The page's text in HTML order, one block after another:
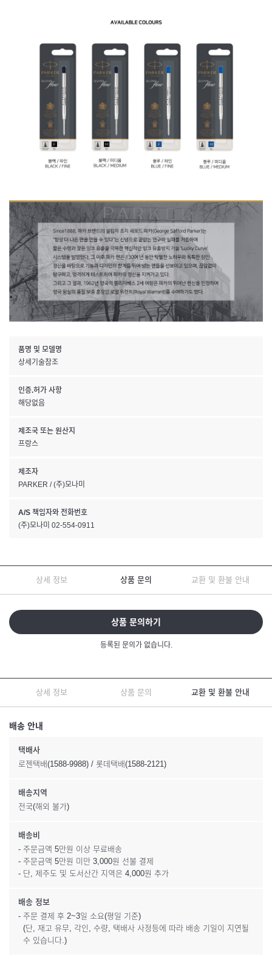
품명 및 모델명
상세기술참조
인증.허가 사항
해당없음
제조국 또는 원산지
프랑스
제조자
PARKER / (주)모나미
A/S 책임자와 전화번호
(주)모나미 02-554-0911
상세 정보 상품 문의 교환 및 환불 안내
상품 문의하기
등록된 문의가 없습니다.
상세 정보 상품 문의 교환 및 환불 안내
배송 안내
택배사
로젠택배(1588-9988) / 롯데택배(1588-2121)
배송지역
전국(해외 불가)
배송비
- 주문금액 5만원 이상 무료배송
- 주문금액 5만원 미만 3,000원 선불 결제
- 단, 제주도 및 도서산간 지역은 4,000원 추가
배송 정보
- 주문 결제 후 2~3일 소요(평일 기준)
(단, 재고 유무, 각인, 수량, 택배사 사정등에 따라 배송 기일이 지연될
수 있습니다.)